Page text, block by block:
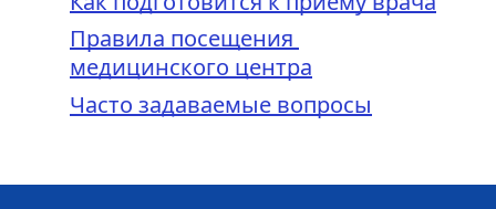
Правила посещения
медицинского центра
Часто задаваемые вопросы